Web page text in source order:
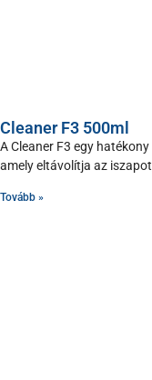
Cleaner F3 500ml
A Cleaner F3 egy
amely eltávolítja az
Tovább »